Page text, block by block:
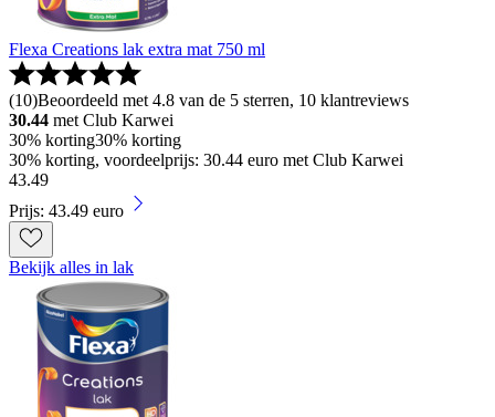
Flexa Creations lak extra mat 750 ml
(10)Beoordeeld met 4.8 van de 5 sterren, 10 klantreviews
30.44 met Club Karwei
30% korting30% korting
30% korting, voordeelprijs: 30.44 euro met Club Karwei
43.49
Prijs: 43.49 euro
Bekijk alles in lak